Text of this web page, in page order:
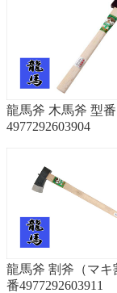
龍馬斧 木馬斧 型番
4977292603904
龍馬斧 割斧（マキ
番4977292603911